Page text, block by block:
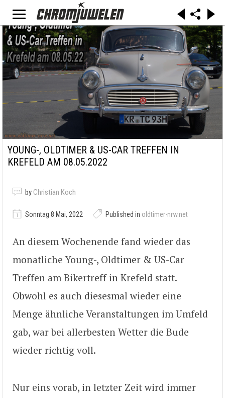
YOUNG-, OLDTIMER & US-CAR TREFFEN IN
KREFELD AM 08.05.2022
by Christian Koch
Sonntag 8 Mai, 2022 Published in oldtimer-nrw.net
An diesem Wochenende fand wieder das
monatliche Young-, Oldtimer & US-Car
Treffen am Bikertreff in Krefeld statt.
Obwohl es auch diesesmal wieder eine
Menge ähnliche Veranstaltungen im Umfeld
gab, war bei allerbesten Wetter die Bude
wieder richtig voll.
Nur eins vorab, in letzter Zeit wird immer